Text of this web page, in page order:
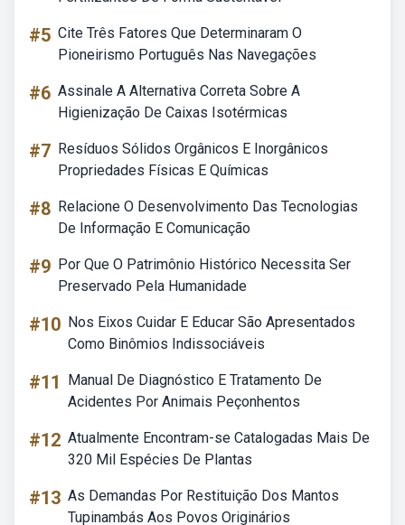
#5 Cite Três Fatores Que Determinaram O
Pioneirismo Português Nas Navegações
#6 Assinale A Alternativa Correta Sobre A
Higienização De Caixas Isotérmicas
#7 Resíduos Sólidos Orgânicos E Inorgânicos
Propriedades Físicas E Químicas
#8 Relacione O Desenvolvimento Das Tecnologias
De Informação E Comunicação
#9 Por Que O Patrimônio Histórico Necessita Ser
Preservado Pela Humanidade
#10 Nos Eixos Cuidar E Educar São Apresentados
Como Binômios Indissociáveis
#11
Manual De Diagnóstico E Tratamento De
Acidentes Por Animais Peçonhentos
#12 Atualmente Encontram-se Catalogadas Mais De
320 Mil Espécies De Plantas
#13 As Demandas Por Restituição Dos Mantos
Tupinambás Aos Povos Originários